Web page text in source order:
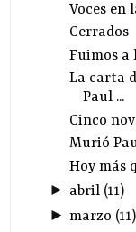
Voces en
Cerrados
Fuimos a
La carta
Paul ...
Cinco
Murió
Hoy más
► abril(11)
► marzo (11)